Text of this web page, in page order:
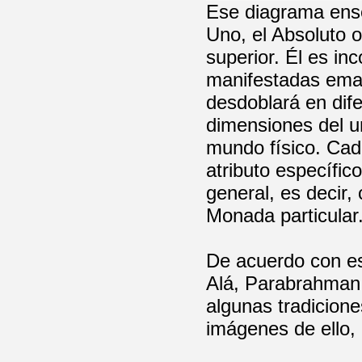
Ese diagrama
Uno, el Absoluto
superior. Él es
manifestadas
desdoblará en
dimensiones del
mundo físico.
atributo
general, es decir,
Monada
De acuerdo con
Alá,
algunas
imágenes de